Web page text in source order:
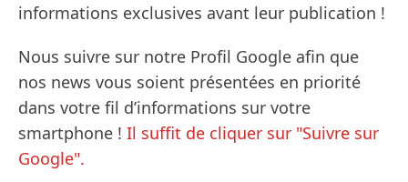
informations exclusives avant leur publication !
Nous suivre sur notre Profil Google afin que
nos news vous soient présentées en priorité
dans votre fil d’informations sur votre
smartphone ! Il suffit de cliquer sur "Suivre sur
Google".